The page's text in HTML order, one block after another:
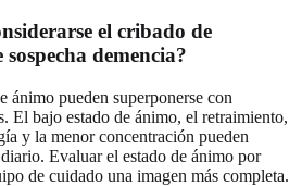
el cribado de
demencia?
ánimo pueden superponerse con
El bajo estado de ánimo, el retraimiento,
y la menor concentración pueden
Evaluar el estado de ánimo por
de cuidado una imagen más completa.